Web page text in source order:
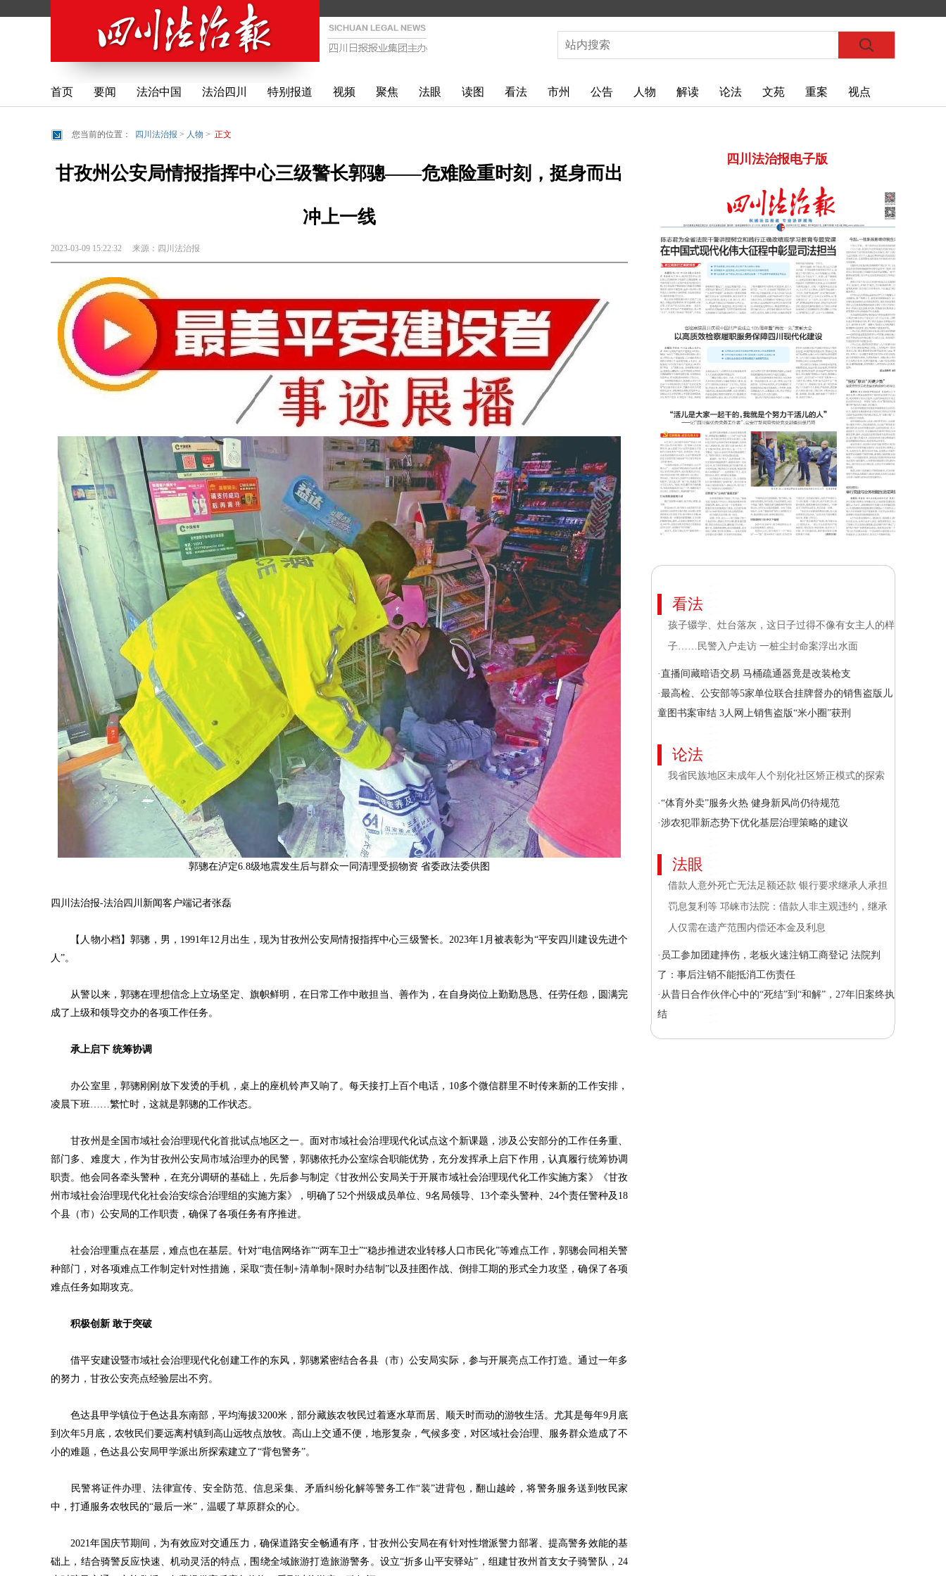
首页 要闻 法治中国 法治四川 特别报道 视频 聚焦 法眼 读图 看法 市州 公告 人物 解读 论法 文苑 重案 视点
您当前的位置： 四川法治报 > 人物 > 正文
甘孜州公安局情报指挥中心三级警长郭骢——危难险重时刻，挺身而出
冲上一线
2023-03-09 15:22:32 来源： 四川法治报
郭骢在泸定6.8级地震发生后与群众一同清理受损物资 省委政法委供图
四川法治报-法治四川新闻客户端记者张磊
【人物小档】郭骢，男，1991年12月出生，现为甘孜州公安局情报指挥中心三级警长。2023年1月被表彰为“平安四川建设先进个
人”。
从警以来，郭骢在理想信念上立场坚定、旗帜鲜明，在日常工作中敢担当、善作为，在自身岗位上勤勤恳恳、任劳任怨，圆满完
成了上级和领导交办的各项工作任务。
承上启下 统筹协调
办公室里，郭骢刚刚放下发烫的手机，桌上的座机铃声又响了。每天接打上百个电话，10多个微信群里不时传来新的工作安排，
凌晨下班……繁忙时，这就是郭骢的工作状态。
甘孜州是全国市域社会治理现代化首批试点地区之一。面对市域社会治理现代化试点这个新课题，涉及公安部分的工作任务重、
部门多、难度大，作为甘孜州公安局市域治理办的民警，郭骢依托办公室综合职能优势，充分发挥承上启下作用，认真履行统筹协调
职责。他会同各牵头警种，在充分调研的基础上，先后参与制定《甘孜州公安局关于开展市域社会治理现代化工作实施方案》《甘孜
州市域社会治理现代化社会治安综合治理组的实施方案》，明确了52个州级成员单位、9名局领导、13个牵头警种、24个责任警种及18
个县（市）公安局的工作职责，确保了各项任务有序推进。
社会治理重点在基层，难点也在基层。针对“电信网络诈”“两车卫士”“稳步推进农业转移人口市民化”等难点工作，郭骢会同相关警
种部门，对各项难点工作制定针对性措施，采取“责任制+清单制+限时办结制”以及挂图作战、倒排工期的形式全力攻坚，确保了各项
难点任务如期攻克。
积极创新 敢于突破
借平安建设暨市域社会治理现代化创建工作的东风，郭骢紧密结合各县（市）公安局实际，参与开展亮点工作打造。通过一年多
的努力，甘孜公安亮点经验层出不穷。
色达县甲学镇位于色达县东南部，平均海拔3200米，部分藏族农牧民过着逐水草而居、顺天时而动的游牧生活。尤其是每年9月底
到次年5月底，农牧民们要远离村镇到高山远牧点放牧。高山上交通不便，地形复杂，气候多变，对区域社会治理、服务群众造成了不
小的难题，色达县公安局甲学派出所探索建立了“背包警务”。
民警将证件办理、法律宣传、安全防范、信息采集、矛盾纠纷化解等警务工作“装”进背包，翻山越岭，将警务服务送到牧民家
中，打通服务农牧民的“最后一米”，温暖了草原群众的心。
2021年国庆节期间，为有效应对交通压力，确保道路安全畅通有序，甘孜州公安局在有针对性增派警力部署、提高警务效能的基
础上，结合骑警反应快速、机动灵活的特点，围绕全域旅游打造旅游警务。设立“折多山平安驿站”，组建甘孜州首支女子骑警队，24
四川法治报电子版
看法
孩子辍学、灶台落灰，这日子过得不像有女主人的样
子……民警入户走访 一桩尘封命案浮出水面
·直播间藏暗语交易 马桶疏通器竟是改装枪支
·最高检、公安部等5家单位联合挂牌督办的销售盗版儿
童图书案审结 3人网上销售盗版“米小圈”获刑
论法
我省民族地区未成年人个别化社区矫正模式的探索
·“体育外卖”服务火热 健身新风尚仍待规范
·涉农犯罪新态势下优化基层治理策略的建议
法眼
借款人意外死亡无法足额还款 银行要求继承人承担
罚息复利等 邛崃市法院：借款人非主观违约，继承
人仅需在遗产范围内偿还本金及利息
·员工参加团建摔伤，老板火速注销工商登记 法院判
了：事后注销不能抵消工伤责任
·从昔日合作伙伴心中的“死结”到“和解”，27年旧案终执
结